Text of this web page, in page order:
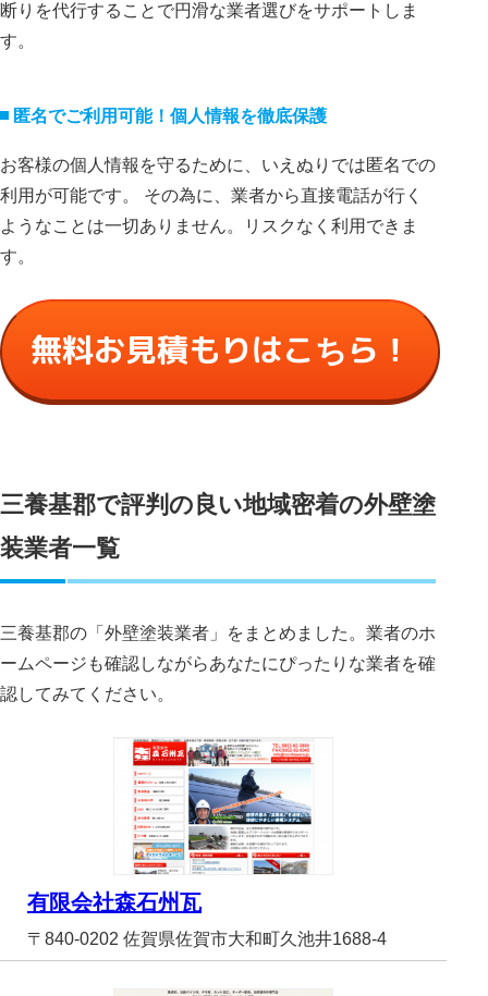
断りを代⾏することで円滑な業者選びをサポートしま
す。
匿名でご利⽤可能！個⼈情報を徹底保護
お客様の個⼈情報を守るために、いえぬりでは匿名での
利⽤が可能です。 その為に、業者から直接電話が⾏く
ようなことは⼀切ありません。リスクなく利⽤できま
す。
無料お見積もりはこちら！
三養基郡で評判の良い地域密着の外壁塗
装業者一覧
三養基郡の「外壁塗装業者」をまとめました。業者のホ
ームページも確認しながらあなたにぴったりな業者を確
認してみてください。
有限会社森石州瓦
〒840-0202 佐賀県佐賀市大和町久池井1688-4